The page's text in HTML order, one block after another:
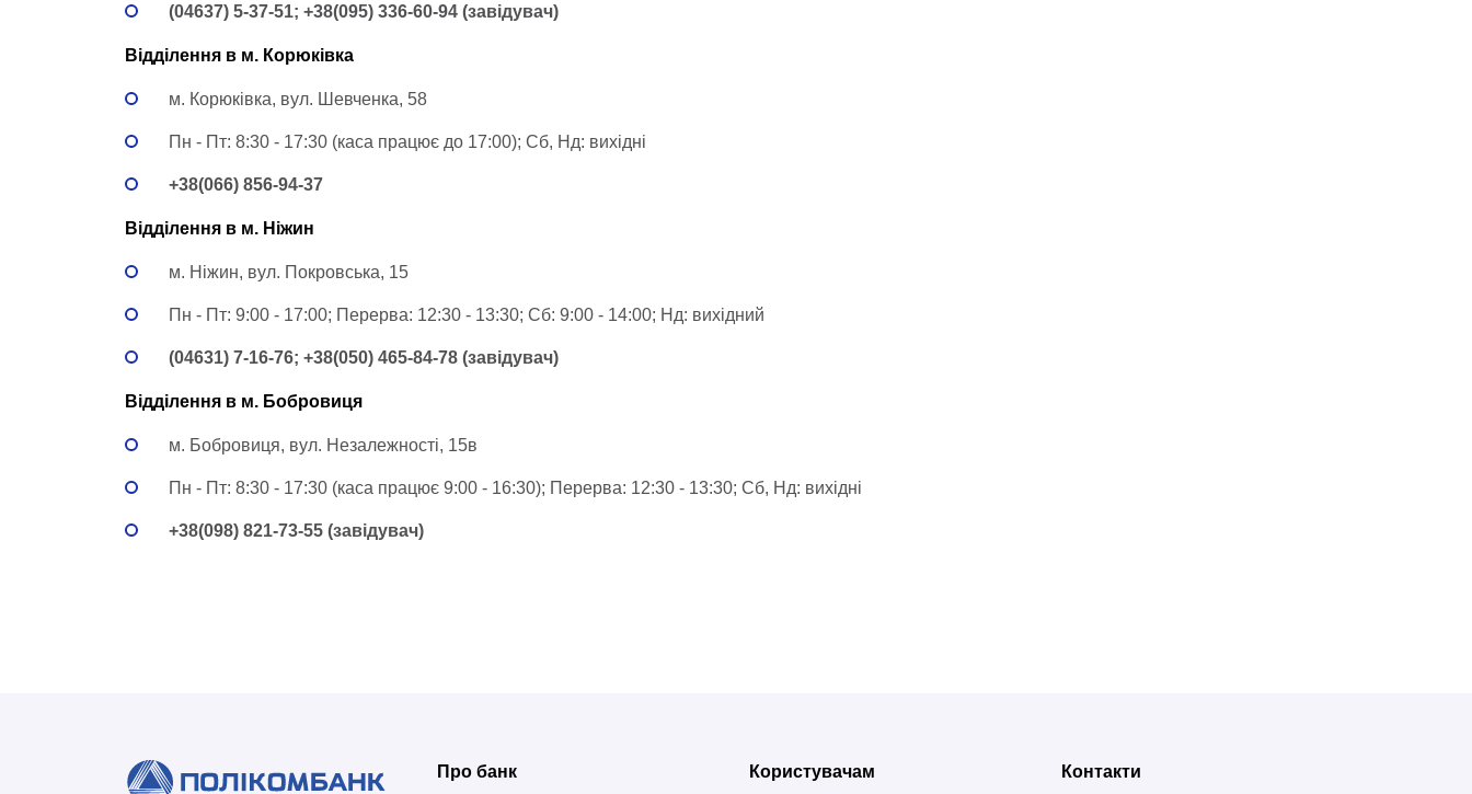
(04637) 5-37-51; +38(095) 336-60-94 (завідувач)
Відділення в м. Корюківка
м. Корюківка, вул. Шевченка, 58
Пн - Пт: 8:30 - 17:30 (каса працює до 17:00); Сб, Нд: вихідні
+38(066) 856-94-37
Відділення в м. Ніжин
м. Ніжин, вул. Покровська, 15
Пн - Пт: 9:00 - 17:00; Перерва: 12:30 - 13:30; Сб: 9:00 - 14:00; Нд: вихідний
(04631) 7-16-76; +38(050) 465-84-78 (завідувач)
Відділення в м. Бобровиця
м. Бобровиця, вул. Незалежності, 15в
Пн - Пт: 8:30 - 17:30 (каса працює 9:00 - 16:30); Перерва: 12:30 - 13:30; Сб, Нд: вихідні
+38(098) 821-73-55 (завідувач)
Про банк Користувачам Контакти